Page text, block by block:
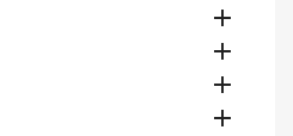



